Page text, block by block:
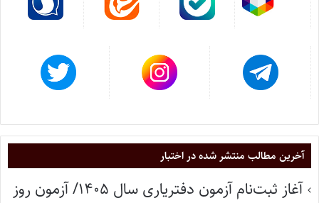
آخرین مطالب منتشر شده در اختبار
آغاز ثبت‌نام آزمون دفتریاری سال ۱۴۰۵/ آزمون روز